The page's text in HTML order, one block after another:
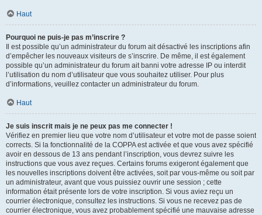
Haut
Pourquoi ne puis-je pas m’inscrire ?
Il est possible qu’un administrateur du forum ait désactivé les inscriptions afin
d’empêcher les nouveaux visiteurs de s’inscrire. De même, il est également
possible qu’un administrateur du forum ait banni votre adresse IP ou interdit
l’utilisation du nom d’utilisateur que vous souhaitez utiliser. Pour plus
d’informations, veuillez contacter un administrateur du forum.
Haut
Je suis inscrit mais je ne peux pas me connecter !
Vérifiez en premier lieu que votre nom d’utilisateur et votre mot de passe soient
corrects. Si la fonctionnalité de la COPPA est activée et que vous avez spécifié
avoir en dessous de 13 ans pendant l’inscription, vous devrez suivre les
instructions que vous avez reçues. Certains forums exigeront également que
les nouvelles inscriptions doivent être activées, soit par vous-même ou soit par
un administrateur, avant que vous puissiez ouvrir une session ; cette
information était présente lors de votre inscription. Si vous aviez reçu un
courrier électronique, consultez les instructions. Si vous ne recevez pas de
courrier électronique, vous avez probablement spécifié une mauvaise adresse